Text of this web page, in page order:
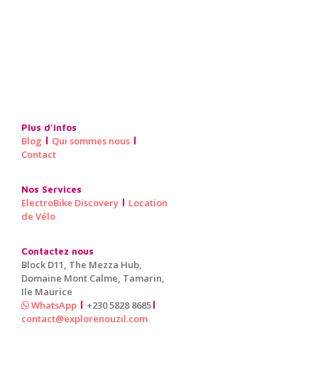
Plus d’infos
Blog
Qui sommes nous
Contact
Nos Services
ElectroBike Discovery
Location
de Vélo
Contactez nous
Block D11, The Mezza Hub,
Domaine Mont Calme, Tamarin,
Ile Maurice
WhatsApp
+230 5828 8685
contact@explorenouzil.com